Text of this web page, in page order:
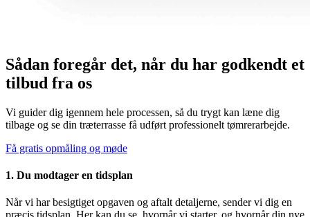
Sådan foregår det, når du har godkendt et
tilbud fra os
Vi guider dig igennem hele processen, så du trygt kan læne dig
tilbage og se din træterrasse få udført professionelt tømrerarbejde.
Få gratis opmåling og møde
1. Du modtager en tidsplan
Når vi har besigtiget opgaven og aftalt detaljerne, sender vi dig en